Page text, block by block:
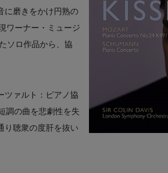
に磨きをかけ円熟の
ワーナー・ミュージ
ソロ作品から、協
ツァルト：ピアノ協
調の曲を悲劇性を失
り聴衆の度肝を抜い